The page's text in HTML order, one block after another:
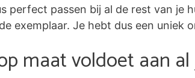
perfect passen bij al de rest van je
exemplaar. Je hebt dus een uniek
maat voldoet aan